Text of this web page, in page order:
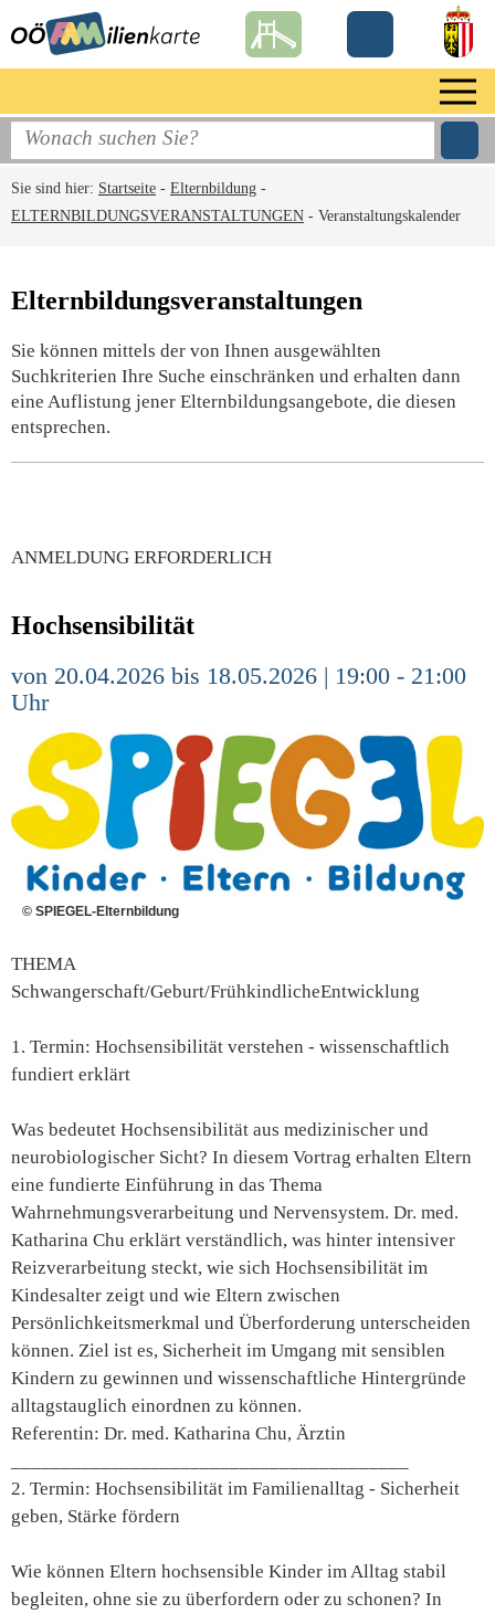
Sie sind hier: Startseite - Elternbildung -
ELTERNBILDUNGSVERANSTALTUNGEN - Veranstaltungskalender
Elternbildungsveranstaltungen
Sie können mittels der von Ihnen ausgewählten
Suchkriterien Ihre Suche einschränken und erhalten dann
eine Auflistung jener Elternbildungsangebote, die diesen
entsprechen.
ANMELDUNG ERFORDERLICH
Hochsensibilität
von 20.04.2026 bis 18.05.2026 | 19:00 - 21:00
Uhr
© SPIEGEL-Elternbildung
THEMA
Schwangerschaft/Geburt/FrühkindlicheEntwicklung
1. Termin: Hochsensibilität verstehen - wissenschaftlich
fundiert erklärt
Was bedeutet Hochsensibilität aus medizinischer und
neurobiologischer Sicht? In diesem Vortrag erhalten Eltern
eine fundierte Einführung in das Thema
Wahrnehmungsverarbeitung und Nervensystem. Dr. med.
Katharina Chu erklärt verständlich, was hinter intensiver
Reizverarbeitung steckt, wie sich Hochsensibilität im
Kindesalter zeigt und wie Eltern zwischen
Persönlichkeitsmerkmal und Überforderung unterscheiden
können. Ziel ist es, Sicherheit im Umgang mit sensiblen
Kindern zu gewinnen und wissenschaftliche Hintergründe
alltagstauglich einordnen zu können.
Referentin: Dr. med. Katharina Chu, Ärztin
2. Termin: Hochsensibilität im Familienalltag - Sicherheit
geben, Stärke fördern
Wie können Eltern hochsensible Kinder im Alltag stabil
begleiten, ohne sie zu überfordern oder zu schonen? In